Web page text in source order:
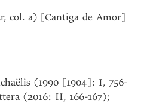
col. a) [Cantiga de Amor]
(1990 [1904]: I, 756-
(2016: II, 166-167);